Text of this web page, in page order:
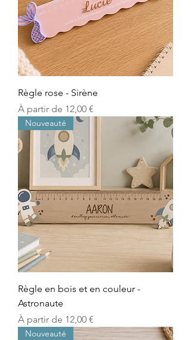
Règle rose - Sirène
À partir de 12,00 €
Prix promotionnel
Nouveauté
Règle en bois et en couleur -
Astronaute
À partir de 12,00 €
Prix promotionnel
Nouveauté